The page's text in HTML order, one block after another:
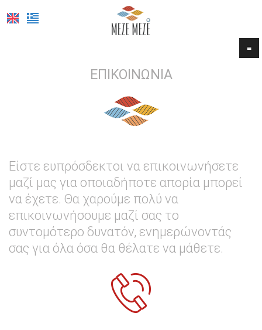
≡
ΑΡΧΙΚΉ
ΣΧΕΤΙΚΆ ΜΕ ΕΜΆΣ
ΦΩΤΟΓΡΑΦΊΕΣ
ΚΡΆΤΗΣΗ
ΕΠΙΚΟΙΝΩΝΊΑ
ΕΠΙΚΟΙΝΩΝΊΑ
Είστε ευπρόσδεκτοι να επικοινωνήσετε
μαζί μας για οποιαδήποτε απορία μπορεί
να έχετε. Θα χαρούμε πολύ να
επικοινωνήσουμε μαζί σας το
συντομότερο δυνατόν, ενημερώνοντάς
σας για όλα όσα θα θέλατε να μάθετε.